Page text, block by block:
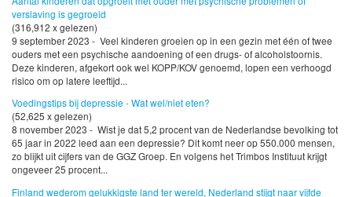
verslaving is gegroeid
(316,912 x gelezen)
9 september 2023 - Veel kinderen groeien op in een gezin met één of twee
ouders met een psychische aandoening of een drugs- of alcoholstoornis.
Deze kinderen, afgekort ook wel KOPP/KOV genoemd, lopen een verhoogd
risico om op latere leeftijd...
Voedingstips bij depressie - Wat wel/niet eten?
(52,625 x gelezen)
8 november 2023 - Wist je dat 5,2 procent van de Nederlandse bevolking tot
65 jaar in 2022 leed aan een depressie? Dit komt neer op 550.000 mensen,
zo blijkt uit cijfers van de GGZ Groep. En volgens het Trimbos Instituut krijgt
ongeveer 25 procent...
Finland wederom gelukkigste land ter wereld, Nederland stijgt naar vijfde